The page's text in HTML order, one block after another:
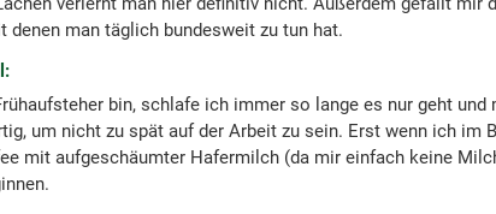
denen man täglich bundesweit zu tun hat.
bin, schlafe ich immer so lange es nur geht und
um nicht zu spät auf der Arbeit zu sein. Erst wenn ich im
mit aufgeschäumter Hafermilch (da mir einfach keine